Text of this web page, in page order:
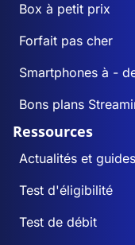
Box à petit prix
Forfait pas cher
Smartphones à -
Bons plans
Ressources
Actualités et guides
Test d'éligibilité
Test de débit